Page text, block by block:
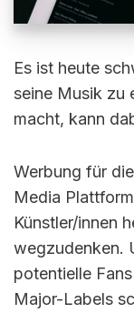
Es ist heute
seine Musik zu
macht, kann
Werbung für
Media
Künstler/innen
wegzudenken.
potentielle
Major-Labels